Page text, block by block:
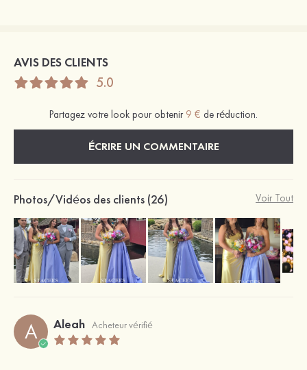
AVIS DES CLIENTS
5.0
Partagez votre look pour obtenir 9 € de réduction.
ÉCRIRE UN COMMENTAIRE
Photos/Vidéos des clients (26) Voir Tout
A Aleah Acheteur vérifié